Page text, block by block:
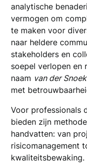
analytische
vermogen om
te maken voor
naar heldere
stakeholders en
soepel verlopen en
naam van der Snoek
met
Voor professionals
bieden zijn
handvatten: van
risicomanagement